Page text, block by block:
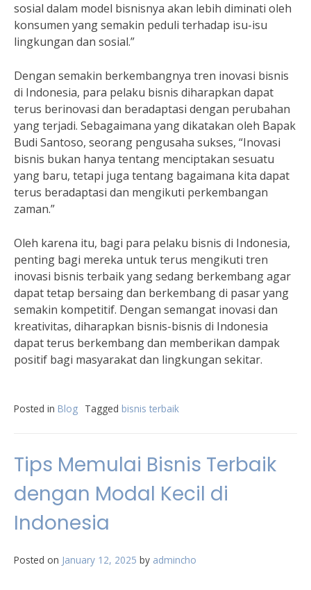
sosial dalam model bisnisnya akan lebih diminati oleh
konsumen yang semakin peduli terhadap isu-isu
lingkungan dan sosial.”
Dengan semakin berkembangnya tren inovasi bisnis
di Indonesia, para pelaku bisnis diharapkan dapat
terus berinovasi dan beradaptasi dengan perubahan
yang terjadi. Sebagaimana yang dikatakan oleh Bapak
Budi Santoso, seorang pengusaha sukses, “Inovasi
bisnis bukan hanya tentang menciptakan sesuatu
yang baru, tetapi juga tentang bagaimana kita dapat
terus beradaptasi dan mengikuti perkembangan
zaman.”
Oleh karena itu, bagi para pelaku bisnis di Indonesia,
penting bagi mereka untuk terus mengikuti tren
inovasi bisnis terbaik yang sedang berkembang agar
dapat tetap bersaing dan berkembang di pasar yang
semakin kompetitif. Dengan semangat inovasi dan
kreativitas, diharapkan bisnis-bisnis di Indonesia
dapat terus berkembang dan memberikan dampak
positif bagi masyarakat dan lingkungan sekitar.
Posted in Blog Tagged bisnis terbaik
Tips Memulai Bisnis Terbaik
dengan Modal Kecil di
Indonesia
Posted on January 12, 2025 by admincho